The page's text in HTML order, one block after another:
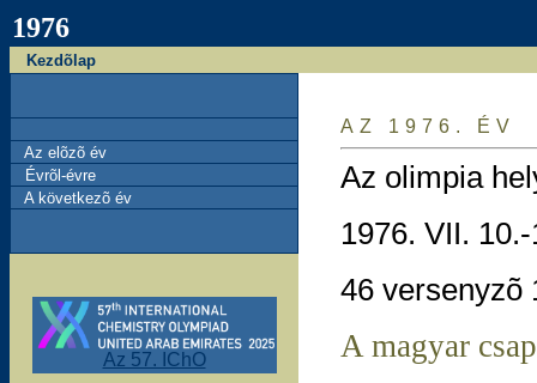
1976
Kezdõlap
Az elõzõ év
Évrõl-évre
A következõ év
Az 57. IChO
AZ 1976. ÉV
Az olimpia
1976. VII.
46 versenyzõ
A magyar